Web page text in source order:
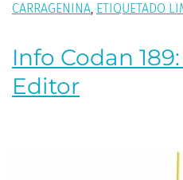
CARRAGENINA, ETIQUETADO
Info Codan
Editor